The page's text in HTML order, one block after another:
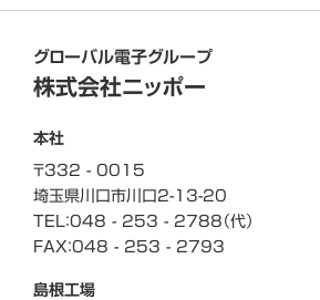
グローバル電子グループ
株式会社ニッポー
本社
〒332 - 0015
埼玉県川口市川口 2-13-20
TEL：048 - 253 - 2788（代）
FAX：048 - 253 - 2793
島根工場